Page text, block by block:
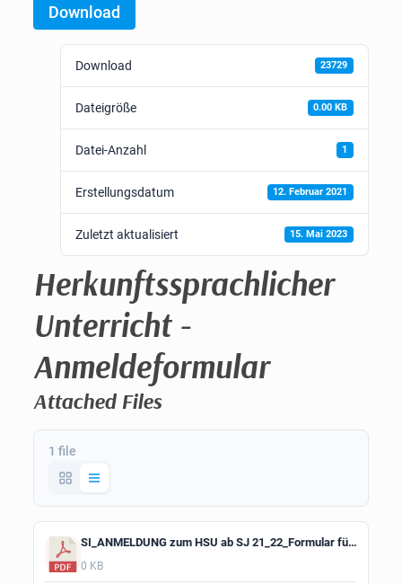
Download
Download 23729
Dateigröße 0.00 KB
Datei-Anzahl 1
Erstellungsdatum 12. Februar 2021
Zuletzt aktualisiert 15. Mai 2023
Herkunftssprachlicher
Unterricht -
Anmeldeformular
Attached Files
1 file
SI_ANMELDUNG zum HSU ab SJ 21_22_Formular für Eltern
0 KB